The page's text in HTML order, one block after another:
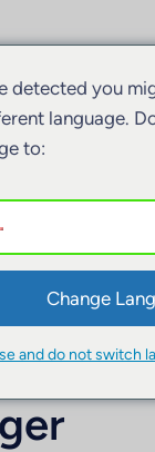
in
für
detected you
language.
to:
Change
and do not switch